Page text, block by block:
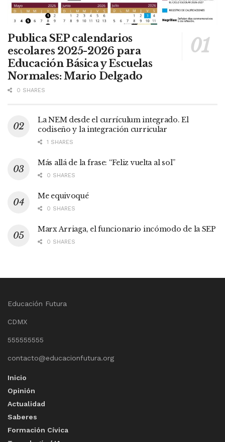
Publica SEP calendarios
escolares 2025-2026 para
Educación Básica y Escuelas
Normales: Mario Delgado
0 SHARES
La NEM desde el currículum integrado. El
codiseño y la integración curricular
1 SHARES
Más allá de la frase: “Feliz vuelta al sol”
0 SHARES
Me equivoqué
0 SHARES
Marx Arriaga, el funcionario incómodo de la SEP
0 SHARES
Educación Futura
CDMX
555555555
contacto@educacionfutura.org
Inicio
Opinión
Actualidad
Saberes
Formación Cívica